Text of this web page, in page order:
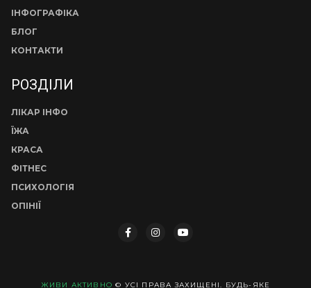
ІНФОГРАФІКА
БЛОГ
КОНТАКТИ
РОЗДІЛИ
ЛІКАР ІНФО
ЇЖА
КРАСА
ФІТНЕС
ПСИХОЛОГІЯ
ОПІНІЇ
ЖИВИ АКТИВНО © УСІ ПРАВА ЗАХИЩЕНІ. БУДЬ-ЯКЕ